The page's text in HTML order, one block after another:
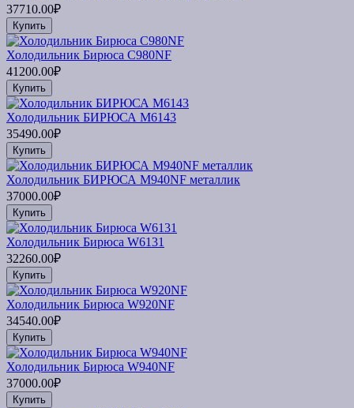
37710.00₽
Купить
Холодильник Бирюса C980NF
41200.00₽
Купить
Холодильник БИРЮСА M6143
35490.00₽
Купить
Холодильник БИРЮСА M940NF металлик
37000.00₽
Купить
Холодильник Бирюса W6131
32260.00₽
Купить
Холодильник Бирюса W920NF
34540.00₽
Купить
Холодильник Бирюса W940NF
37000.00₽
Купить